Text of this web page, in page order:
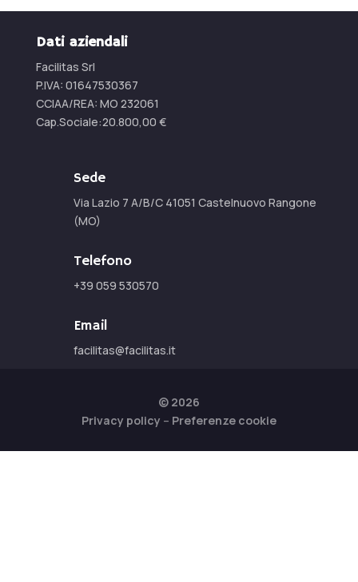
Dati aziendali
Facilitas Srl
P.IVA: 01647530367
CCIAA/REA: MO 232061
Cap.Sociale:20.800,00 €
Sede
Via Lazio 7 A/B/C 41051 Castelnuovo Rangone
(MO)
Telefono
+39 059 530570
Email
facilitas@facilitas.it
© 2026
Privacy policy – Preferenze cookie